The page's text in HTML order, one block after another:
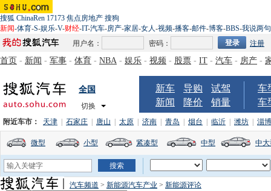
搜狐 ChinaRen 17173 焦点房地产 搜狗
新闻-体育-S-娱乐-V-财经-IT-汽车-房产-家居-女人-视频-播客-邮件-博客-BBS-我说两句
用户名：
密码： 注册
首页 - 新闻 - 军事 - 体育 - NBA - 娱乐 - 视频 - 股票 - IT - 汽车 - 房产 -
全国
切换
新车 导购
试驾
新闻
降价 销量
车
车
附近车市： 天津 石家庄 唐山 太原 济南 青岛 烟台 临沂 潍坊 淄博
微型 小型 紧凑型 中型 中
汽车频道 > 新能源汽车产业 > 新能源评论